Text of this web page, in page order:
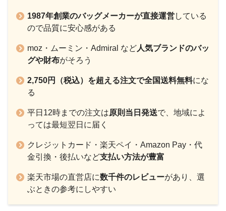
1987年創業のバッグメーカーが直接運営している
ので品質に安心感がある
moz・ムーミン・Admiral など人気ブランドのバッ
グや財布がそろう
2,750円（税込）を超える注文で全国送料無料にな
る
平日12時までの注文は原則当日発送で、地域によ
っては最短翌日に届く
クレジットカード・楽天ペイ・Amazon Pay・代
金引換・後払いなど支払い方法が豊富
楽天市場の直営店に数千件のレビューがあり、選
ぶときの参考にしやすい